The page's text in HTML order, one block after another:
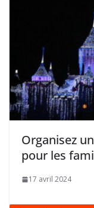
Organisez
pour les
17 avril 2024